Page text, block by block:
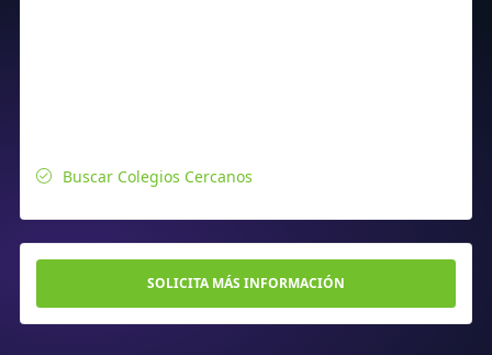
Buscar Colegios Cercanos
SOLICITA MÁS INFORMACIÓN